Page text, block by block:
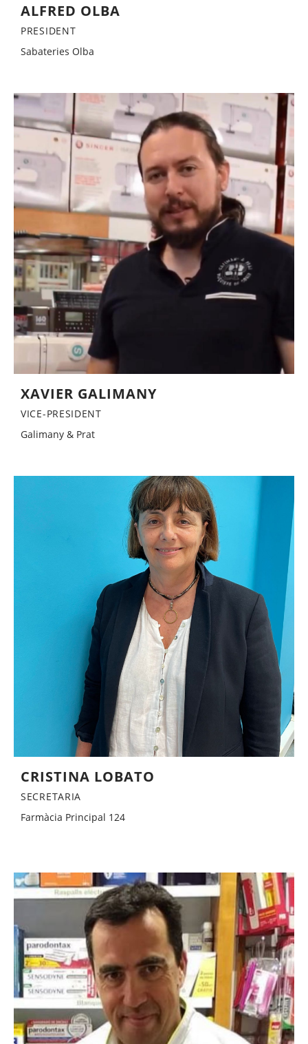
ALFRED OLBA
PRESIDENT
Sabateries Olba
XAVIER GALIMANY
VICE-PRESIDENT
Galimany & Prat
CRISTINA LOBATO
SECRETARIA
Farmàcia Principal 124